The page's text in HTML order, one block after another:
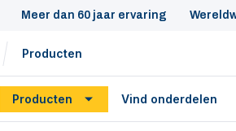
Meer dan 60 jaar ervaring
Producten
Producten Vind onderdelen